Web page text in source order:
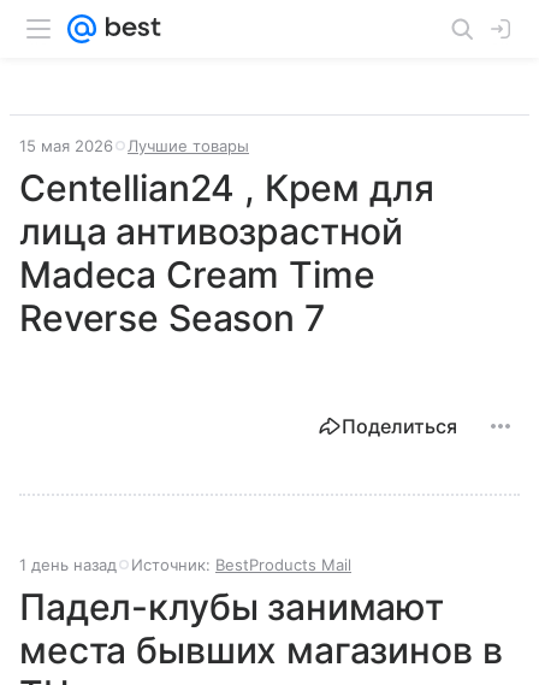
15 мая 2026 Лучшие товары
Centellian24 , Крем для
лица антивозрастной
Madeca Cream Time
Reverse Season 7
Поделиться
1 день назад Источник: BestProducts Mail
Падел-клубы занимают
места бывших магазинов в